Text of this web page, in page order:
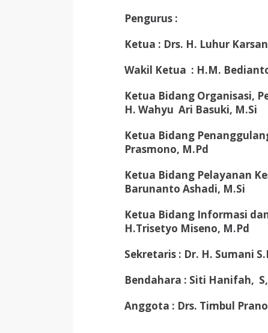
Pengurus :
Ketua : Drs. H. Luhur
Wakil Ketua : H.M.
Ketua Bidang Organisasi,
H. Wahyu Ari Basuki, M.Si
Ketua Bidang
Prasmono, M.Pd
Ketua Bidang Pelayanan
Barunanto Ashadi, M.Si
Ketua Bidang Informasi
H.Trisetyo Miseno, M.Pd
Sekretaris : Dr. H. Sumani
Bendahara : Siti Hanifah,
Anggota : Drs. Timbul